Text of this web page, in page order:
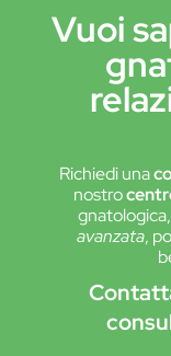
Vuoi
Richiedi una
nostro
avanzata,